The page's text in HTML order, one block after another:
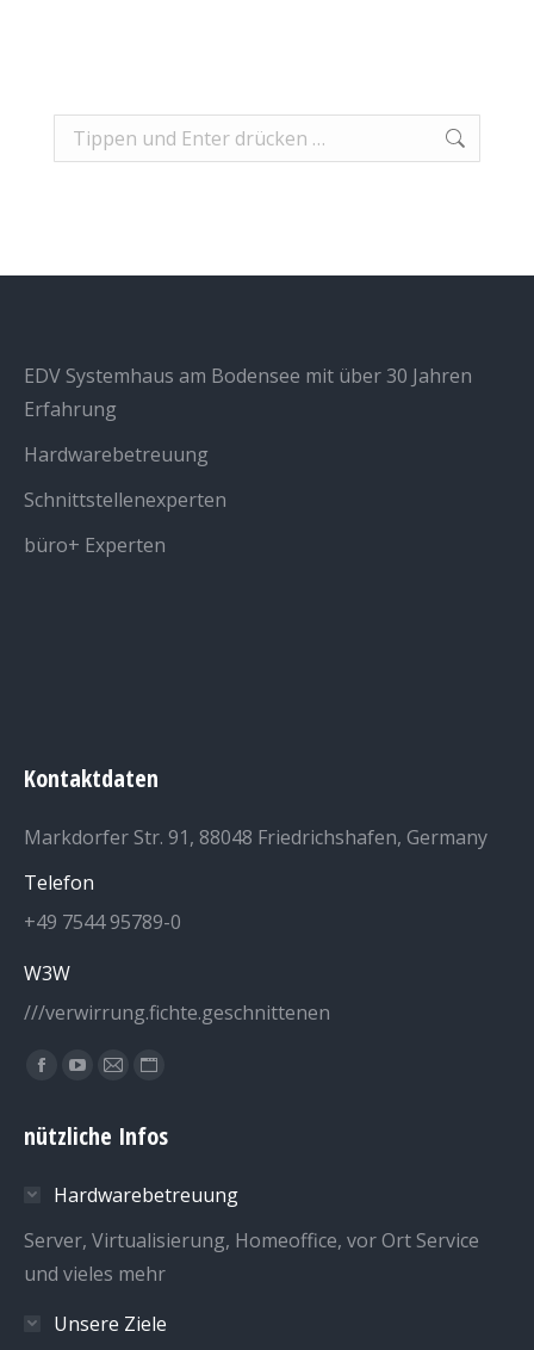
Search:
EDV Systemhaus am Bodensee mit über 30 Jahren
Erfahrung
Hardwarebetreuung
Schnittstellenexperten
büro+ Experten
Kontaktdaten
Markdorfer Str. 91, 88048 Friedrichshafen, Germany
Telefon
+49 7544 95789-0
W3W
///verwirrung.fichte.geschnittenen
Finden Sie uns auf:
Facebook
opens
new
window
YouTube
opens
new
window
E-
page
in
new
window
Website
opens
new
window
nützliche Infos
Hardwarebetreuung
Server, Virtualisierung, Homeoffice, vor Ort Service
und vieles mehr
Unsere Ziele